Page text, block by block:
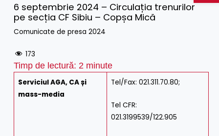
6 septembrie 2024 – Circulația trenurilor
pe secția CF Sibiu – Copșa Mică
Comunicate de presa 2024
173
Timp de lectură: 2 minute
Serviciul AGA, CA și
mass-media
Tel/Fax: 021.311.70.80;
Tel CFR:
021.3199539/122.905